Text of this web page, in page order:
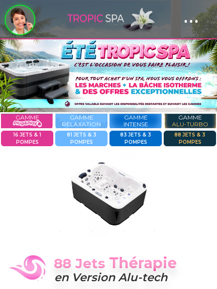
Panneau de gestion des cookies ...
GAMME
16 JETS & 1
POMPES
GAMME
RELAXATION
81 JETS & 3
POMPES
GAMME
INTENSE
83 JETS & 3
POMPES
GAMME
ALU-TURBO
88 JETS & 3
POMPES
88 Jets Thérapie
en Version Alu-tech